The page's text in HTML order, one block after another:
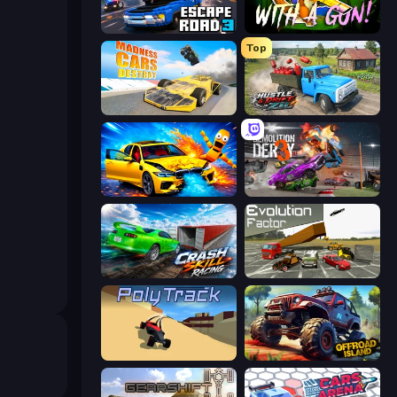
Escape Road 3 Squirrel with a Gun!
Madness Cars Destroy
Top
Hustle & Drift in ZIL
BMG: Ragdoll Playground Demolition Derby 3
Crash Skill Racing Evolution Factor
Offroad Island